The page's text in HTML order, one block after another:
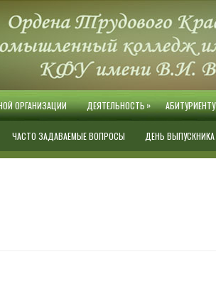
ОРГАНИЗАЦИИ ДЕЯТЕЛЬНОСТЬ» АБИТУРИЕНТУ
ЧАСТО ЗАДАВАЕМЫЕ ВОПРОСЫ ДЕНЬ ВЫПУСКНИКА